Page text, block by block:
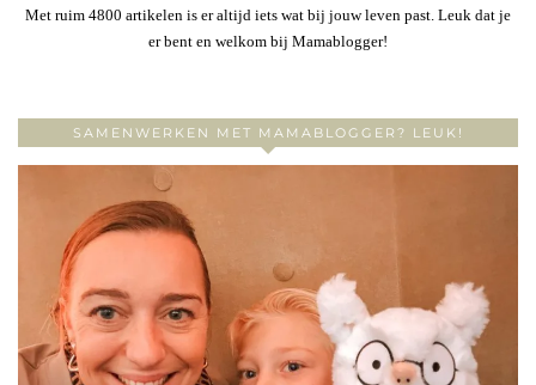
Met ruim 4800 artikelen is er altijd iets wat bij jouw leven past. Leuk dat je
er bent en welkom bij Mamablogger!
SAMENWERKEN MET MAMABLOGGER? LEUK!